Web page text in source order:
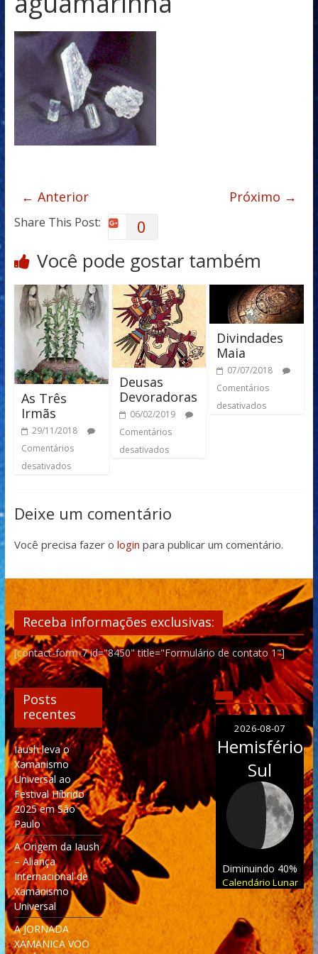
← Anterior Próximo →
Share This Post: 0
Você pode gostar também
As Três
Irmãs
29/11/2018
Comentários
desativados
Deusas
Devoradoras
06/02/2019
Comentários
desativados
Divindades
Maia
07/07/2018
Comentários
desativados
Deixe um comentário
Você precisa fazer o login para publicar um comentário.
Receba informações exclusivas:
[contact-form-7 id="8450" title="Formulário de contato 1"]
Posts
recentes
Iaush leva o
Xamanismo
Universal ao
Festival Híbrido
2025 em São
Paulo
A Origem da Iaush
– Aliança
Internacional de
Xamanismo
Universal
A JORNADA
XAMANICA VOO
2026-08-07
Hemisfério
Sul
Diminuindo 40%
Calendário Lunar